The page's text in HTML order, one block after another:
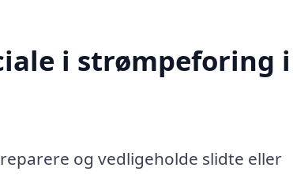
i strømpeforing i
og vedligeholde slidte eller